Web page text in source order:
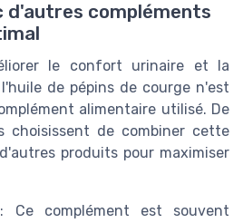
d'autres compléments
le confort urinaire et la
de pépins de courge n'est
alimentaire utilisé. De
choisissent de combiner cette
produits pour maximiser
Ce complément est souvent